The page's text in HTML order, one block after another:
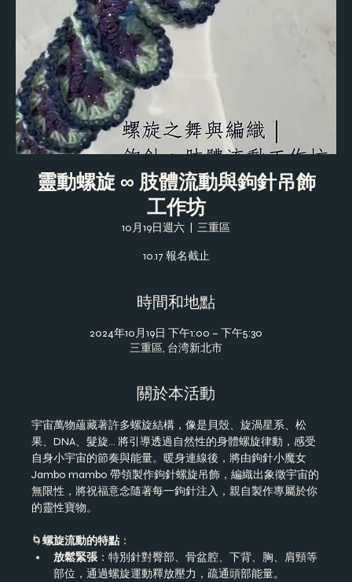
靈動螺旋 ∞ 肢體流動與鉤針吊飾
工作坊
10月19日週六 三重區
10.17 報名截止
時間和地點
2024年10月19日 下午1:00 – 下午5:30
三重區, 台湾新北市
關於本活動
宇宙萬物蘊藏著許多螺旋結構，像是貝殼、旋渦星系、松
果、DNA、髮旋... 將引導透過自然性的身體螺旋律動，感受
自身小宇宙的節奏與能量。暖身連線後，將由鉤針小魔女
Jambo mambo 帶領製作鉤針螺旋吊飾，編織出象徵宇宙的
無限性，將祝福意念隨著每一鉤針注入，親自製作專屬於你
的靈性寶物。
🌀螺旋流動的特點 ：
放鬆緊張 ：特別針對臀部、骨盆腔、下背、胸、肩頸等
部位，通過螺旋運動釋放壓力，疏通頭部能量。